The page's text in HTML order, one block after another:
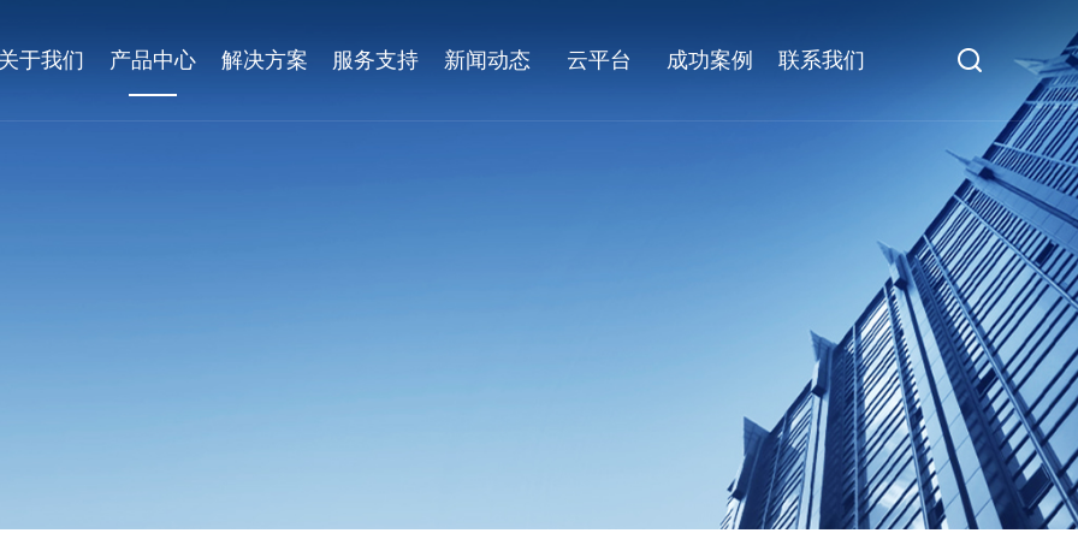
于我们 产品中心 解决方案 服务支持 新闻动态 云平台 成功案例 联系我们